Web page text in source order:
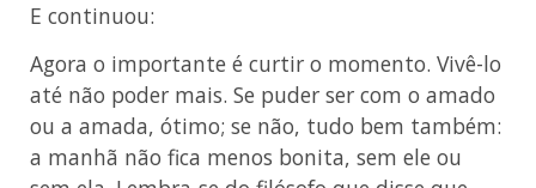
E continuou:
Agora o importante é curtir o momento. Vivê-lo
até não poder mais. Se puder ser com o amado
ou a amada, ótimo; se não, tudo bem também:
a manhã não fica menos bonita, sem ele ou